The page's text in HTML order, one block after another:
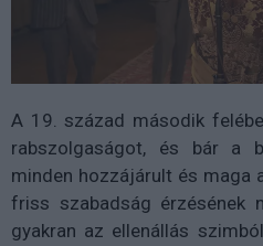
A 19. század második
rabszolgaságot, és bár a
minden hozzájárult és maga
friss szabadság érzésének
gyakran az ellenállás